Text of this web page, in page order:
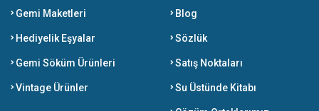
Gemi Maketleri
Hediyelik Eşyalar
Gemi Söküm Ürünleri
Vintage Ürünler
Blog
Sözlük
Satış Noktaları
Su Üstünde Kitabı